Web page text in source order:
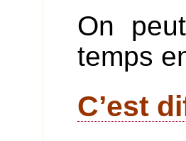
On
temps
C’est